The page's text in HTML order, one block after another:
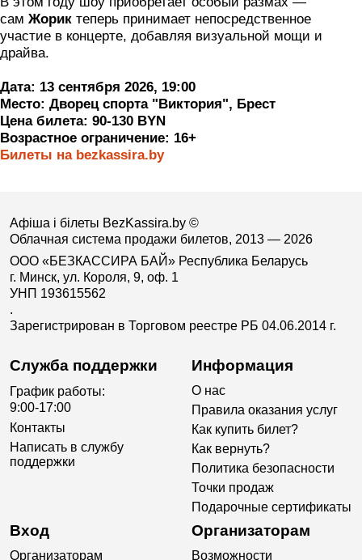
сам Жорик теперь принимает непосредственное
участие в концерте, добавляя визуальной мощи и
драйва.
Дата: 13 сентября 2026, 19:00
Место: Дворец спорта "Виктория", Брест
Цена билета: 90-130 BYN
Возрастное ограничение: 16+
Билеты на bezkassira.by
Афіша і білеты BezKassira.by ©
Облачная система продажи билетов, 2013 — 2026
ООО «БЕЗКАССИРА БАЙ» Республика Беларусь
г. Минск, ул. Короля, 9, оф. 1
УНП 193615562
.
Зарегистрирован в Торговом реестре РБ 04.06.2014 г.
Служба поддержки
График работы:
9:00-17:00
Контакты
Написать в службу
поддержки
Информация
О нас
Правила оказания услуг
Как купить билет?
Как вернуть?
Политика безопасности
Точки продаж
Подарочные сертификаты
Вход
Организаторам
Организаторам
Возможности